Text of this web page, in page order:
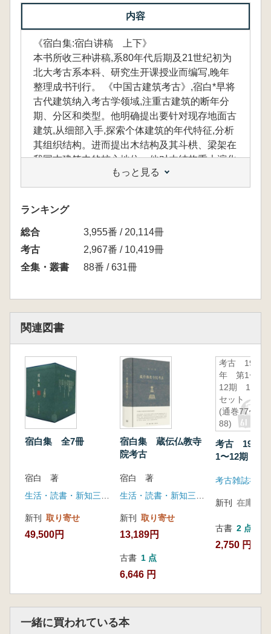
内容
《宿白集:宿白讲稿 上下》
本书所收三种讲稿,系80年代后期及21世纪初为
北大考古系本科、研究生开课授业而编写,晚年
整理成书刊行。 《中国古建筑考古》,宿白*早将
古代建筑纳入考古学领域,注重古建筑的断年分
期、分区和类型。他明确提出要针对现存地面古
建筑,从细部入手,探索个体建筑的年代特征,分析
其组织结构。进而提出木结构及其斗栱、梁架在
我国古建筑中的核心地位。他对木结构重大演化
阶段的系统梳理,引领了中国古代建筑研究的新
方向。 《汉唐宋元考古》,讲稿围绕城址、墓
葬、农业、手工业、宗教、少数民族、海外交通
等遗址遗迹,勾勒并打通从秦汉到宋元中国考古
学的历史脉络。书中所收作者授课时边讲边在黑
板上绘制的草图,更把读者带入北大考古学专业
学习的讲堂。本讲稿是学习周秦以后中国考古学
张彦远的家世及其时代。掌握并学会使用重要的
过这门课,宿白先生示以轨则。
もっと見る
ランキング
総合
3,955番 / 20,114冊
考古
2,967番 / 10,419冊
全集・叢書
88番 / 631冊
関連図書
宿白集 全7冊
宿白 著
生活・読書・新知三聯書店
新刊 取り寄せ
49,500円
宿白集 蔵伝仏教寺
院考古
宿白 著
生活・読書・新知三聯書店
新刊 取り寄せ
13,189円
古書 1 点
6,646 円
考古 1963
年 第1〜
12期 12冊
セット
(通巻77〜
88)
考古 1963
1〜12期 12
考古雑誌社
新刊 在庫なし
古書 2 点
2,750 円~
一緒に買われている本